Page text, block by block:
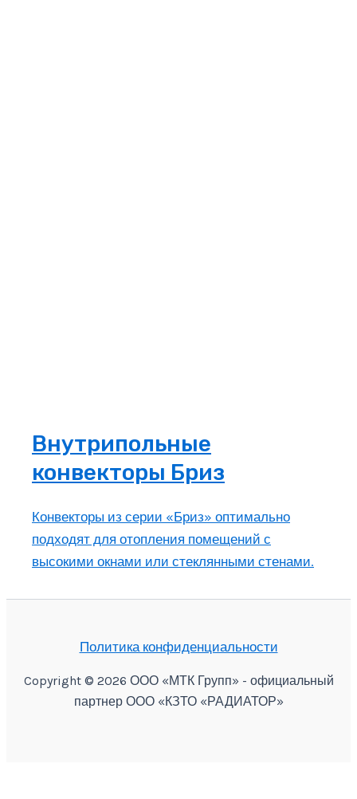
Внутрипольные
конвекторы Бриз
Конвекторы из серии «Бриз» оптимально
подходят для отопления помещений с
высокими окнами или стеклянными стенами.
Политика конфиденциальности
Copyright © 2026 ООО «МТК Групп» - официальный
партнер ООО «КЗТО «РАДИАТОР»